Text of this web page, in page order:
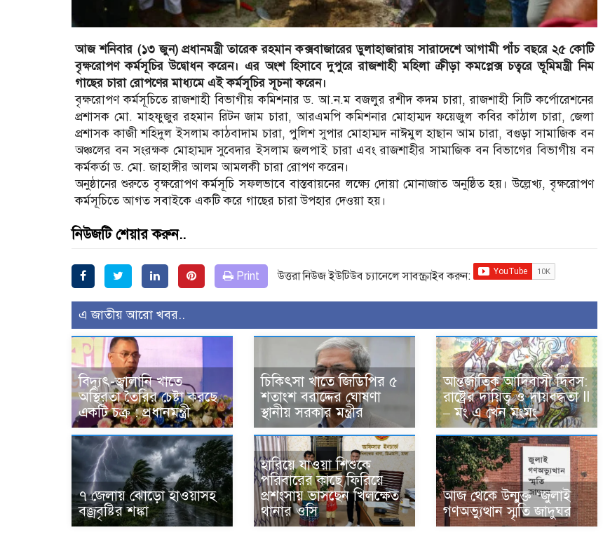
আজ শনিবার (১৩ জুন) প্রধানমন্ত্রী তারেক রহমান কক্সবাজারের ডুলাহাজারায় সারাদেশে আগামী পাঁচ বছরে ২৫ কোটি
বৃক্ষরোপণ কর্মসূচির উদ্বোধন করেন। এর অংশ হিসাবে দুপুরে রাজশাহী মহিলা ক্রীড়া কমপ্লেক্স চত্বরে ভূমিমন্ত্রী নিম
গাছের চারা রোপণের মাধ্যমে এই কর্মসূচির সূচনা করেন।
বৃক্ষরোপণ কর্মসূচিতে রাজশাহী বিভাগীয় কমিশনার ড. আ.ন.ম বজলুর রশীদ কদম চারা, রাজশাহী সিটি কর্পোরেশনের
প্রশাসক মো. মাহফুজুর রহমান রিটন জাম চারা, আরএমপি কমিশনার মোহাম্মদ ফয়েজুল কবির কাঁঠাল চারা, জেলা
প্রশাসক কাজী শহিদুল ইসলাম কাঠবাদাম চারা, পুলিশ সুপার মোহাম্মদ নাঈমুল হাছান আম চারা, বগুড়া সামাজিক বন
অঞ্চলের বন সংরক্ষক মোহাম্মদ সুবেদার ইসলাম জলপাই চারা এবং রাজশাহীর সামাজিক বন বিভাগের বিভাগীয় বন
কর্মকর্তা ড. মো. জাহাঙ্গীর আলম আমলকী চারা রোপণ করেন।
অনুষ্ঠানের শুরুতে বৃক্ষরোপণ কর্মসূচি সফলভাবে বাস্তবায়নের লক্ষ্যে দোয়া মোনাজাত অনুষ্ঠিত হয়। উল্লেখ্য, বৃক্ষরোপণ
কর্মসূচিতে আগত সবাইকে একটি করে গাছের চারা উপহার দেওয়া হয়।
নিউজটি শেয়ার করুন..
Print উত্তরা নিউজ ইউটিউব চ্যানেলে সাবস্ক্রাইব করুন:
এ জাতীয় আরো খবর..
বিদ্যুৎ-জ্বালানি খাতে
অস্থিরতা তৈরির চেষ্টা করছে
একটি চক্র : প্রধানমন্ত্রী
চিকিৎসা খাতে জিডিপির ৫
শতাংশ বরাদ্দের ঘোষণা
স্থানীয় সরকার মন্ত্রীর
আন্তর্জাতিক আদিবাসী দিবস:
রাষ্ট্রের দায়িত্ব ও দায়বদ্ধতা II
– মং এ খেন মংমং
৭ জেলায় ঝোড়ো হাওয়াসহ
বজ্রবৃষ্টির শঙ্কা
হারিয়ে যাওয়া শিশুকে
পরিবারের কাছে ফিরিয়ে
প্রশংসায় ভাসছেন খিলক্ষেত
থানার ওসি
আজ থেকে উন্মুক্ত ‘জুলাই
গণঅভ্যুত্থান স্মৃতি জাদুঘর